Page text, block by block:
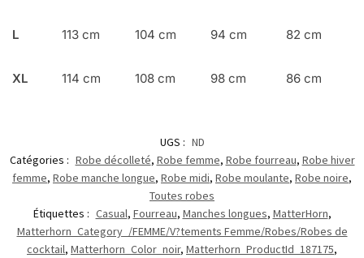
L 113 cm 104 cm 94 cm 82 cm
XL 114 cm 108 cm 98 cm 86 cm
UGS : ND
Catégories : Robe décolleté, Robe femme, Robe fourreau, Robe hiver
femme, Robe manche longue, Robe midi, Robe moulante, Robe noire,
Toutes robes
Étiquettes : Casual, Fourreau, Manches longues, MatterHorn,
Matterhorn_Category_/FEMME/V?tements Femme/Robes/Robes de
cocktail, Matterhorn_Color_noir, Matterhorn_ProductId_187175,